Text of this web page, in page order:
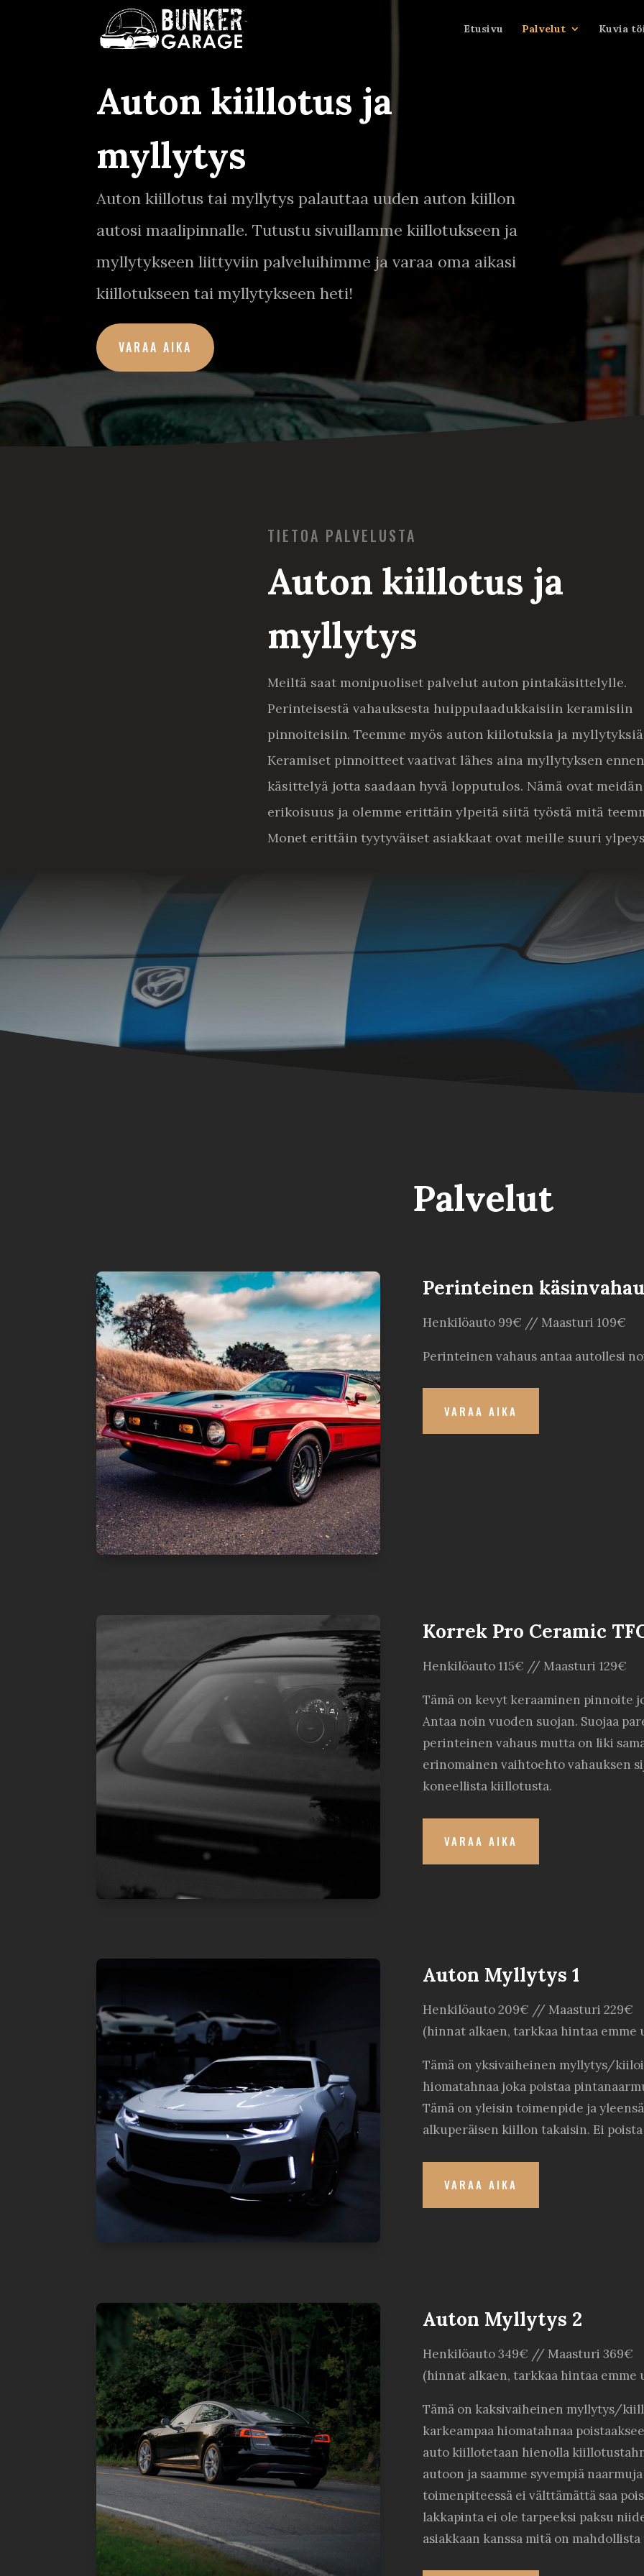
Etusivu Palvelut Kuvia
Auton kiillotus ja
myllytys
Auton kiillotus tai myllytys palauttaa uuden auton kiillon
autosi maalipinnalle. Tutustu sivuillamme kiillotukseen ja
myllytykseen liittyviin palveluihimme ja varaa oma aikasi
kiillotukseen tai myllytykseen heti!
VARAA AIKA
TIETOA PALVELUSTA
Auton kiillotus ja
myllytys
Meiltä saat monipuoliset palvelut auton pintakäsittelylle.
Perinteisestä vahauksesta huippulaadukkaisiin keramisiin
pinnoiteisiin. Teemme myös auton kiilotuksia ja
Keramiset pinnoitteet vaativat lähes aina myllytyksen
käsittelyä jotta saadaan hyvä lopputulos. Nämä ovat meidän
erikoisuus ja olemme erittäin ylpeitä siitä työstä mitä
Monet erittäin tyytyväiset asiakkaat ovat meille suuri
Palvelut
Perinteinen
Henkilöauto 99€ // Maasturi 109€
Perinteinen vahaus antaa autollesi
VARAA AIKA
Korrek Pro Ceramic
Henkilöauto 115€ // Maasturi 129€
Tämä on kevyt keraaminen pinnoite
Antaa noin vuoden suojan. Suojaa
perinteinen vahaus mutta on liki
erinomainen vaihtoehto vahauksen
koneellista kiillotusta.
VARAA AIKA
Auton Myllytys 1
Henkilöauto 209€ // Maasturi 229€
(hinnat alkaen, tarkkaa hintaa emme
Tämä on yksivaiheinen myllytys/
hiomatahnaa joka poistaa
Tämä on yleisin toimenpide ja
alkuperäisen kiillon takaisin. Ei
VARAA AIKA
Auton Myllytys 2
Henkilöauto 349€ // Maasturi 369€
(hinnat alkaen, tarkkaa hintaa emme
Tämä on kaksivaiheinen myllytys/
karkeampaa hiomatahnaa
auto kiillotetaan hienolla
autoon ja saamme syvempiä
toimenpiteessä ei välttämättä saa
lakkapinta ei ole tarpeeksi paksu
asiakkaan kanssa mitä on